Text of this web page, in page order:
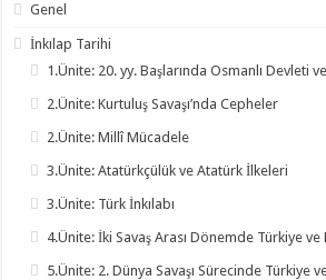
Genel
İnkılap Tarihi
1.Ünite: 20. yy. Başlarında Osmanlı Devleti
2.Ünite: Kurtuluş Savaşı’nda Cepheler
2.Ünite: Millî Mücadele
3.Ünite: Atatürkçülük ve Atatürk İlkeleri
3.Ünite: Türk İnkılabı
4.Ünite: İki Savaş Arası Dönemde Türkiye ve
5.Ünite: 2. Dünya Savaşı Sürecinde Türkiye